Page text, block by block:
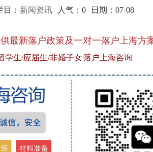
目： 新闻资讯人气： 0日期：07-08
最新落户政策及一对一落户上海方
学生/应届生/非婚子女 落户上海咨询